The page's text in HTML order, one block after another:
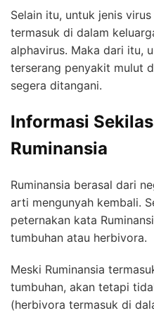
Selain itu, untuk jenis
termasuk di dalam
alphavirus. Maka dari itu,
terserang penyakit mulut
segera ditangani.
Informasi
Ruminansia
Ruminansia berasal dari
arti mengunyah kembali.
peternakan kata
tumbuhan atau herbivora.
Meski Ruminansia
tumbuhan, akan tetapi
(herbivora termasuk di